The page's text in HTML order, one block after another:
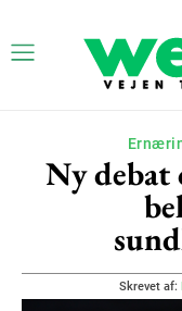
Ny
Skrevet af: